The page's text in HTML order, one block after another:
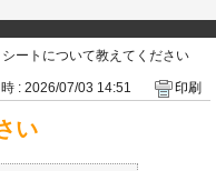
ートについて教えてください
: 2026/07/03 14:51 印刷
い